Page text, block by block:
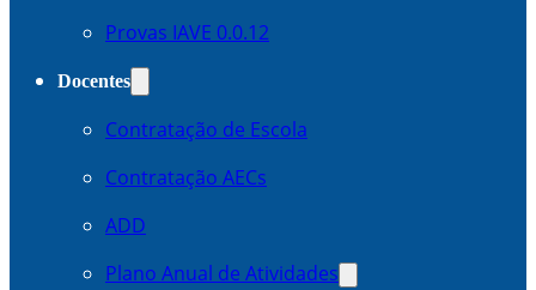
Provas IAVE 0.0.12
Docentes
Contratação de Escola
Contratação AECs
ADD
Plano Anual de Atividades